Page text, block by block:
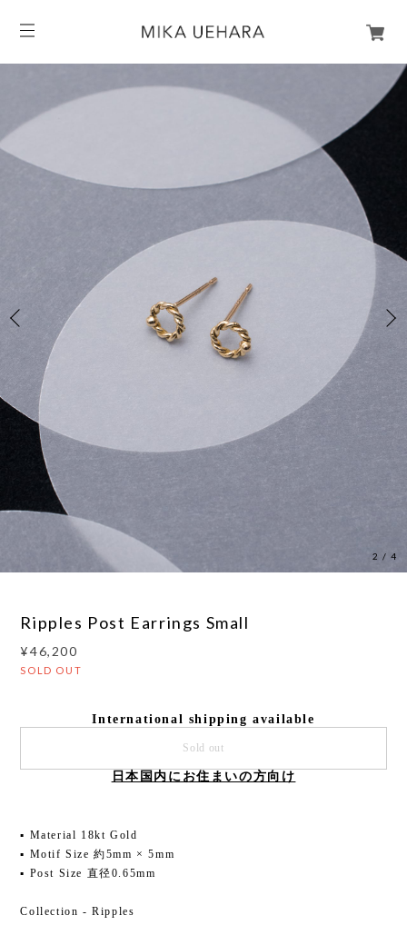
3 /4
Ripples Post Earrings Small
¥46,200
SOLD OUT
International shipping available
Sold out
日本国内にお住まいの方向け
▪ Material 18kt Gold
▪ Motif Size 約5mm × 5mm
▪ Post Size 直径0.65mm
Collection - Ripples